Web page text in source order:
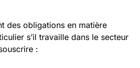
des obligations en matière
s’il travaille dans le secteur
: